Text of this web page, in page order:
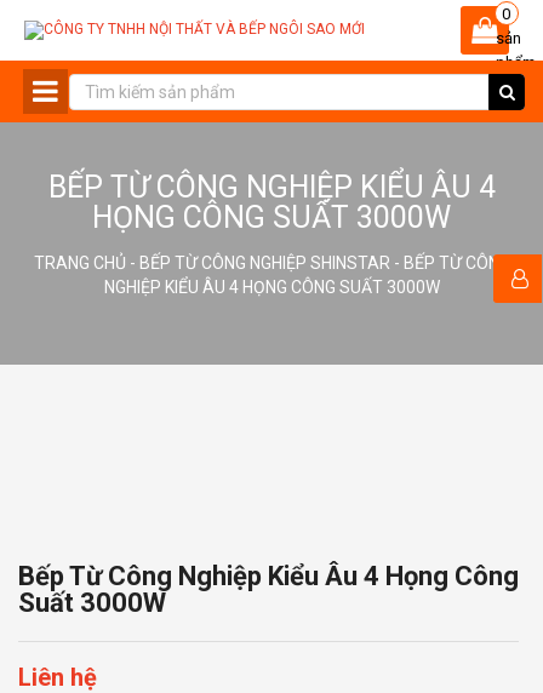
0
sản
phẩm
BẾP TỪ CÔNG NGHIỆP KIỂU ÂU 4
HỌNG CÔNG SUẤT 3000W
TRANG CHỦ - BẾP TỪ CÔNG NGHIỆP SHINSTAR - BẾP TỪ CÔNG
NGHIỆP KIỂU ÂU 4 HỌNG CÔNG SUẤT 3000W
Bếp Từ Công Nghiệp Kiểu Âu 4 Họng Công
Suất 3000W
Liên hệ